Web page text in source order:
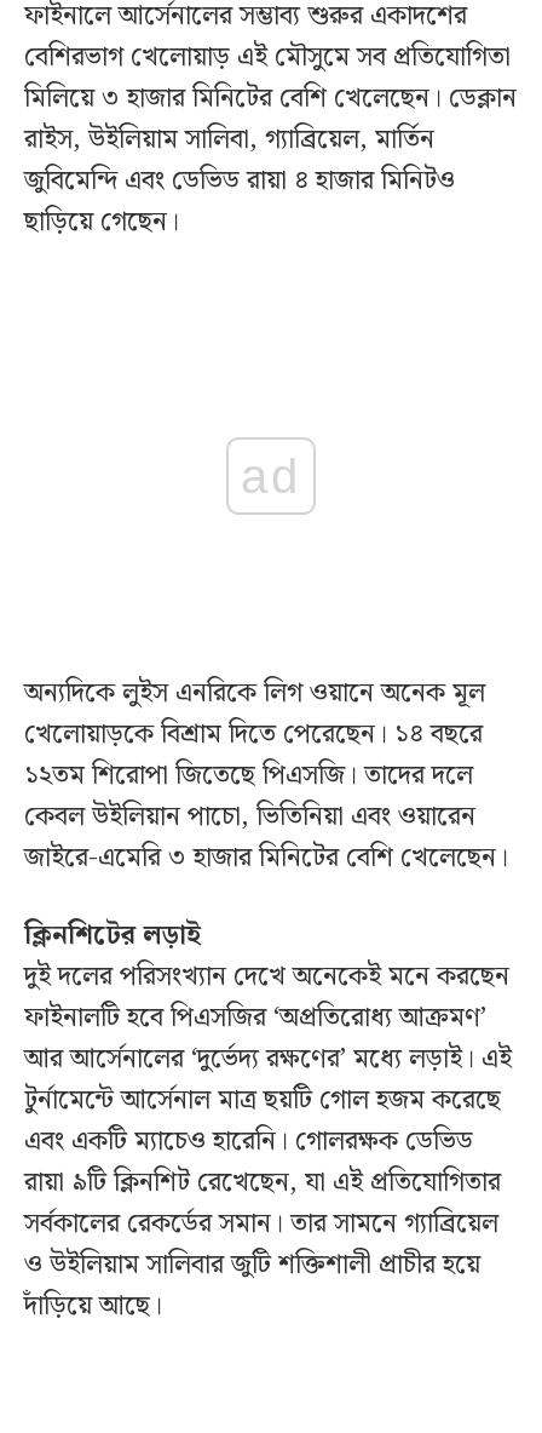
ফাইনালে আর্সেনালের সম্ভাব্য শুরুর একাদশের
বেশিরভাগ খেলোয়াড় এই মৌসুমে সব প্রতিযোগিতা
মিলিয়ে ৩ হাজার মিনিটের বেশি খেলেছেন। ডেক্লান
রাইস, উইলিয়াম সালিবা, গ্যাব্রিয়েল, মার্তিন
জুবিমেন্দি এবং ডেভিড রায়া ৪ হাজার মিনিটও
ছাড়িয়ে গেছেন।
ad
অন্যদিকে লুইস এনরিকে লিগ ওয়ানে অনেক মূল
খেলোয়াড়কে বিশ্রাম দিতে পেরেছেন। ১৪ বছরে
১২তম শিরোপা জিতেছে পিএসজি। তাদের দলে
কেবল উইলিয়ান পাচো, ভিতিনিয়া এবং ওয়ারেন
জাইরে-এমেরি ৩ হাজার মিনিটের বেশি খেলেছেন।
ক্লিনশিটের লড়াই
দুই দলের পরিসংখ্যান দেখে অনেকেই মনে করছেন
ফাইনালটি হবে পিএসজির ‘অপ্রতিরোধ্য আক্রমণ’
আর আর্সেনালের ‘দুর্ভেদ্য রক্ষণের’ মধ্যে লড়াই। এই
টুর্নামেন্টে আর্সেনাল মাত্র ছয়টি গোল হজম করেছে
এবং একটি ম্যাচেও হারেনি। গোলরক্ষক ডেভিড
রায়া ৯টি ক্লিনশিট রেখেছেন, যা এই প্রতিযোগিতার
সর্বকালের রেকর্ডের সমান। তার সামনে গ্যাব্রিয়েল
ও উইলিয়াম সালিবার জুটি শক্তিশালী প্রাচীর হয়ে
দাঁড়িয়ে আছে।